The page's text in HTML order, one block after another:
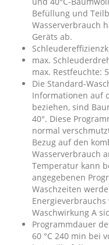
Befüllung und
Wasserverbrauch
Geräts ab.
max.
max. Restfeuchte:
Die Standard-
Informationen auf
beziehen, sind
40°. Diese
normal
Bezug auf den
Wasserverbrauch
Temperatur kann
angegebenen
Waschzeiten
Waschwirkung A
Programmdauer
60 °C 240 min bei